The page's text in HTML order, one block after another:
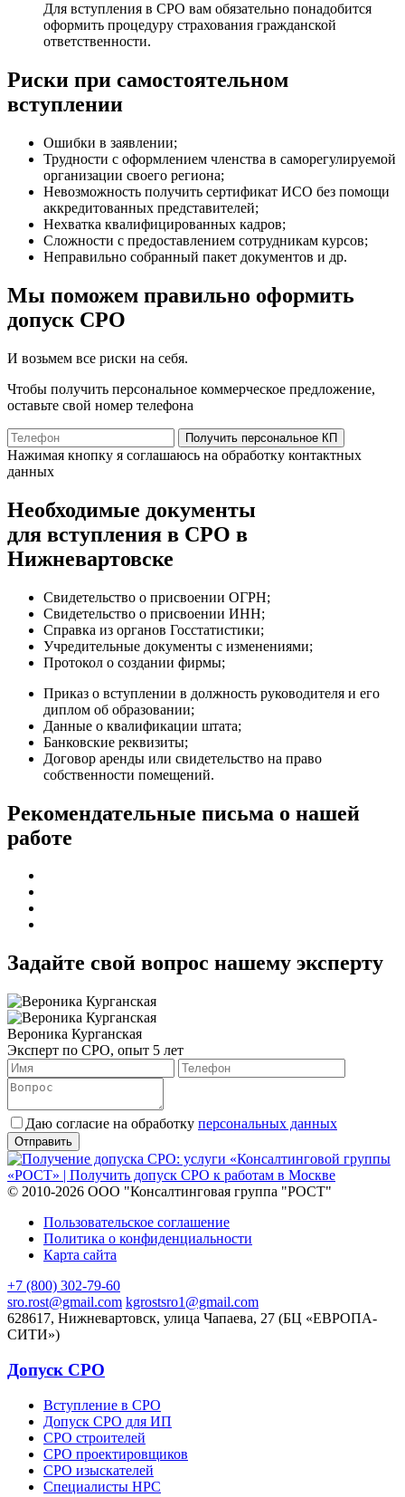
Для вступления в СРО вам обязательно понадобится
оформить процедуру страхования гражданской
ответственности.
Риски при самостоятельном
вступлении
Ошибки в заявлении;
Трудности с оформлением членства в саморегулируемой
организации своего региона;
Невозможность получить сертификат ИСО без помощи
аккредитованных представителей;
Нехватка квалифицированных кадров;
Сложности с предоставлением сотрудникам курсов;
Неправильно собранный пакет документов и др.
Мы поможем правильно оформить
допуск СРО
И возьмем все риски на себя.
Чтобы получить персональное коммерческое предложение,
оставьте свой номер телефона
Получить персональное КП
Нажимая кнопку я соглашаюсь на обработку контактных
данных
Необходимые документы
для вступления в СРО в
Нижневартовске
Свидетельство о присвоении ОГРН;
Свидетельство о присвоении ИНН;
Справка из органов Госстатистики;
Учредительные документы с изменениями;
Протокол о создании фирмы;
Приказ о вступлении в должность руководителя и его
диплом об образовании;
Данные о квалификации штата;
Банковские реквизиты;
Договор аренды или свидетельство на право
собственности помещений.
Рекомендательные письма о нашей
работе
Задайте свой вопрос нашему эксперту
Вероника Курганская
Эксперт по СРО, опыт 5 лет
Даю согласие на обработку персональных данных
© 2010-2026 ООО "Консалтинговая группа "РОСТ"
Пользовательское соглашение
Политика о конфиденциальности
Карта сайта
+7 (800) 302-79-60
sro.rost@gmail.com kgrostsro1@gmail.com
628617, Нижневартовск, улица Чапаева, 27 (БЦ «ЕВРОПА-
СИТИ»)
Допуск СРО
Вступление в СРО
Допуск СРО для ИП
СРО строителей
СРО проектировщиков
СРО изыскателей
Специалисты НРС